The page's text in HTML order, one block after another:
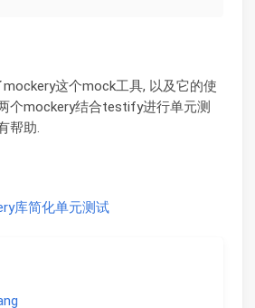
这个mock工具, 以及它的使
个mockery结合testify进行单元测
帮助.
库简化单元测试